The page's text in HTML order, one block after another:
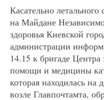
Касательно
на Майдане
здоровья Киевской
администрации
14.15 к бригаде
помощи и медицины
которая находилась
возле Главпочтамта,